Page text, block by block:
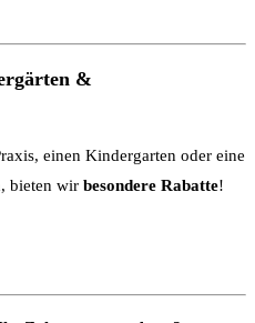
&
einen Kindergarten oder eine
bieten wir besondere Rabatte!